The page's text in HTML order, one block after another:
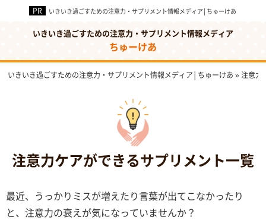
いきいき過ごすための注意力・サプリメント情報メディア│ちゅーけあ
いきいき過ごすための注意力・サプリメント情報メディア
ちゅーけあ
いきいき過ごすための注意力・サプリメント情報メディア│ちゅーけあ »注意力
注意力ケアができるサプリメント一覧
最近、うっかりミスが増えたり言葉が出てこなかったり
と、注意力の衰えが気になっていませんか？